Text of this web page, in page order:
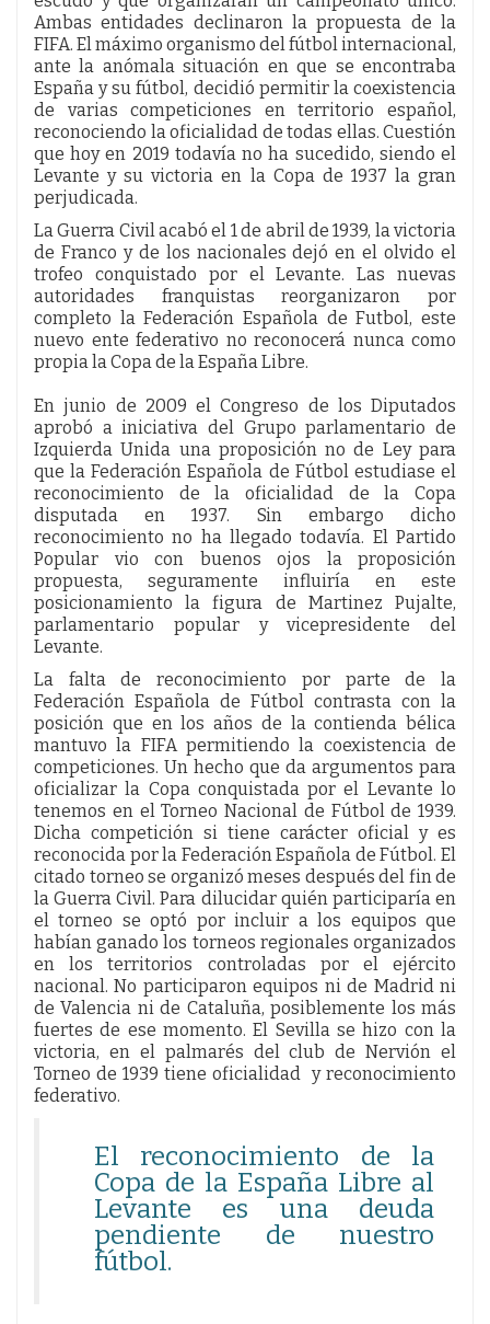
Ambas entidades declinaron la propuesta de la
FIFA. El máximo organismo del fútbol internacional,
ante la anómala situación en que se encontraba
España y su fútbol, decidió permitir la coexistencia
de varias competiciones en territorio español,
reconociendo la oficialidad de todas ellas. Cuestión
que hoy en 2019 todavía no ha sucedido, siendo el
Levante y su victoria en la Copa de 1937 la gran
perjudicada.
La Guerra Civil acabó el 1 de abril de 1939, la victoria
de Franco y de los nacionales dejó en el olvido el
trofeo conquistado por el Levante. Las nuevas
autoridades franquistas reorganizaron por
completo la Federación Española de Futbol, este
nuevo ente federativo no reconocerá nunca como
propia la Copa de la España Libre.
En junio de 2009 el Congreso de los Diputados
aprobó a iniciativa del Grupo parlamentario de
Izquierda Unida una proposición no de Ley para
que la Federación Española de Fútbol estudiase el
reconocimiento de la oficialidad de la Copa
disputada en 1937. Sin embargo dicho
reconocimiento no ha llegado todavía. El Partido
Popular vio con buenos ojos la proposición
propuesta, seguramente influiría en este
posicionamiento la figura de Martinez Pujalte,
parlamentario popular y vicepresidente del
Levante.
La falta de reconocimiento por parte de la
Federación Española de Fútbol contrasta con la
posición que en los años de la contienda bélica
mantuvo la FIFA permitiendo la coexistencia de
competiciones. Un hecho que da argumentos para
oficializar la Copa conquistada por el Levante lo
tenemos en el Torneo Nacional de Fútbol de 1939.
Dicha competición si tiene carácter oficial y es
reconocida por la Federación Española de Fútbol. El
citado torneo se organizó meses después del fin de
la Guerra Civil. Para dilucidar quién participaría en
el torneo se optó por incluir a los equipos que
habían ganado los torneos regionales organizados
en los territorios controladas por el ejército
nacional. No participaron equipos ni de Madrid ni
de Valencia ni de Cataluña, posiblemente los más
fuertes de ese momento. El Sevilla se hizo con la
victoria, en el palmarés del club de Nervión el
Torneo de 1939 tiene oficialidad y reconocimiento
federativo.
El reconocimiento de la
Copa de la España Libre al
Levante es una deuda
pendiente de nuestro
fútbol.